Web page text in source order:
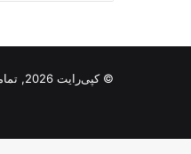
© کپی‌رایت 2026, تمامی حقوق متعلق است به |